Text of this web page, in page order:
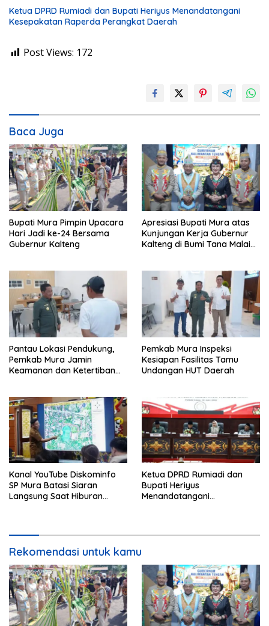
Ketua DPRD Rumiadi dan Bupati Heriyus Menandatangani
Kesepakatan Raperda Perangkat Daerah
Post Views: 172
Baca Juga
Bupati Mura Pimpin Upacara
Hari Jadi ke-24 Bersama
Gubernur Kalteng
Apresiasi Bupati Mura atas
Kunjungan Kerja Gubernur
Kalteng di Bumi Tana Malai
Pantau Lokasi Pendukung,
Pemkab Mura Jamin
Keamanan dan Ketertiban
Pemkab Mura Inspeksi
Kesiapan Fasilitas Tamu
Undangan HUT Daerah
Kanal YouTube Diskominfo
SP Mura Batasi Siaran
Langsung Saat Hiburan
Ketua DPRD Rumiadi dan
Bupati Heriyus
Menandatangani
Rekomendasi untuk kamu